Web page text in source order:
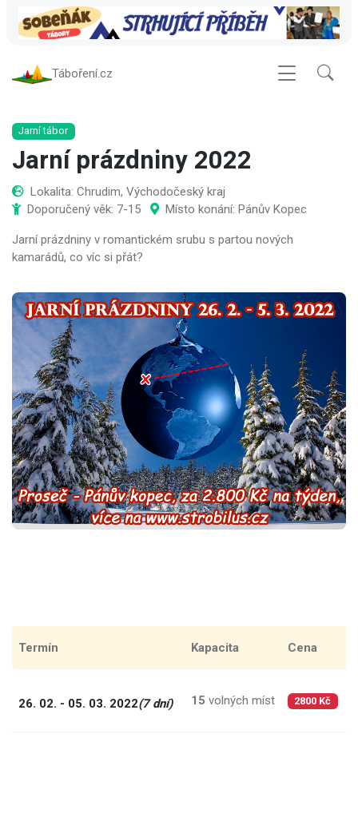
Táboření.cz
Jarní tábor
Jarní prázdniny 2022
Lokalita: Chrudim, Východočeský kraj
Doporučený věk: 7-15
Místo konání: Pánův Kopec
Jarní prázdniny v romantickém srubu s partou nových
kamarádů, co víc si přát?
Termín Kapacita Cena
26. 02. - 05. 03. 2022(7 dní) 15 volných míst 2800 Kč